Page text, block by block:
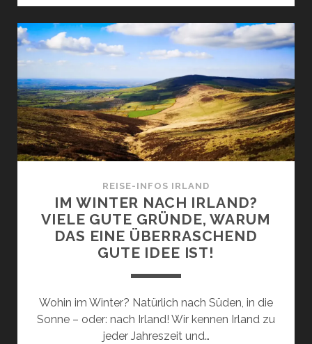
REISEN
IRLAND
REISE-INFOS IRLAND
IM WINTER NACH IRLAND?
VIELE GUTE GRÜNDE, WARUM
DAS EINE ÜBERRASCHEND
GUTE IDEE IST!
Wohin im Winter? Natürlich nach Süden, in die
Sonne – oder: nach Irland! Wir kennen Irland zu
jeder Jahreszeit und…